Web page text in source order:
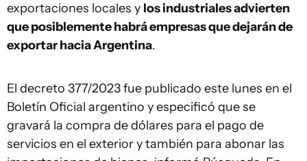
exportaciones locales y los industriales advierten
que posiblemente habrá empresas que dejarán de
exportar hacia Argentina.
El decreto 377/2023 fue publicado este lunes en el
Boletín Oficial argentino y especificó que se
gravará la compra de dólares para el pago de
servicios en el exterior y también para abonar las